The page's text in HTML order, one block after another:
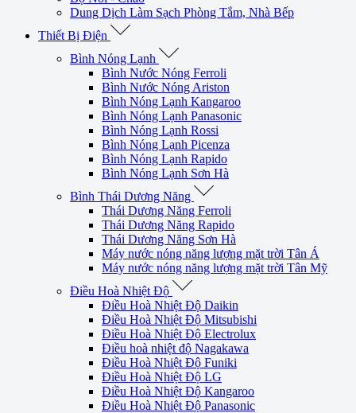
Dung Dịch Làm Sạch Phòng Tắm, Nhà Bếp
Thiết Bị Điện
Bình Nóng Lạnh
Bình Nước Nóng Ferroli
Bình Nước Nóng Ariston
Bình Nóng Lạnh Kangaroo
Bình Nóng Lạnh Panasonic
Bình Nóng Lạnh Rossi
Bình Nóng Lạnh Picenza
Bình Nóng Lạnh Rapido
Bình Nóng Lạnh Sơn Hà
Bình Thái Dương Năng
Thái Dương Năng Ferroli
Thái Dương Năng Rapido
Thái Dương Năng Sơn Hà
Máy nước nóng năng lượng mặt trời Tân Á
Máy nước nóng năng lượng mặt trời Tân Mỹ
Điều Hoà Nhiệt Độ
Điều Hoà Nhiệt Độ Daikin
Điều Hoà Nhiệt Độ Mitsubishi
Điều Hoà Nhiệt Độ Electrolux
Điều hoà nhiệt độ Nagakawa
Điều Hoà Nhiệt Độ Funiki
Điều Hoà Nhiệt Độ LG
Điều Hoà Nhiệt Độ Kangaroo
Điều Hoà Nhiệt Độ Panasonic